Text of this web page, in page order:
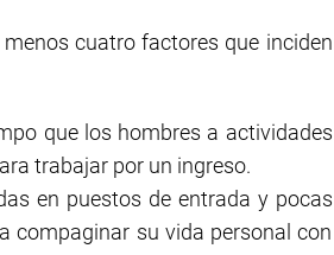
cuatro factores que inciden
que los hombres a actividades
trabajar por un ingreso.
en puestos de entrada y pocas
compaginar su vida personal con